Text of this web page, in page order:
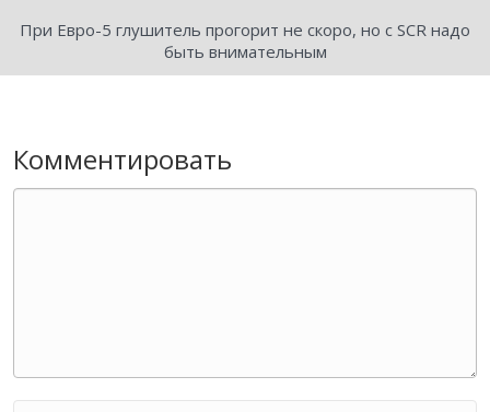
При Евро-5 глушитель прогорит не скоро, но с SCR надо
быть внимательным
Комментировать